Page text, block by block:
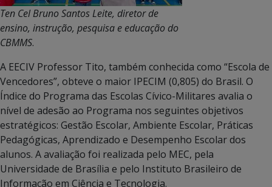
Ten Cel Bruno Santos Leite, diretor de
ensino, instrução, pesquisa e educação do
CBMMS.
A EECIV Professor Tito, também conhecida como “Escola de
Vencedores”, obteve o maior IPECIM (0,805) do Brasil. O
Índice do Programa das Escolas Cívico-Militares avalia o
nível de adesão ao Programa nos seguintes objetivos
estratégicos: Gestão Escolar, Ambiente Escolar, Práticas
Pedagógicas, Aprendizado e Desempenho Escolar dos
alunos. A avaliação foi realizada pelo MEC, pela
Universidade de Brasília e pelo Instituto Brasileiro de
Informação em Ciência e Tecnologia.